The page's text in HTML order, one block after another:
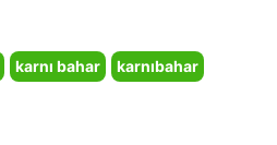
karnı bahar
karnıbahar